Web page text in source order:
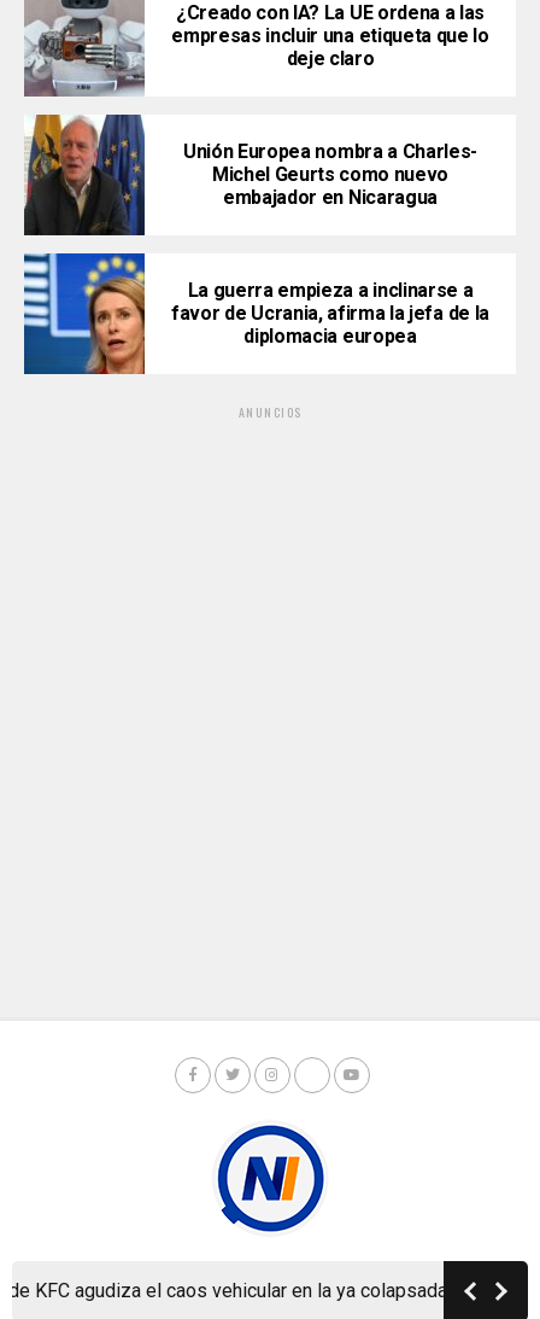
agudiza el caos vehicular en la ya colapsada Carretera a
¿Creado con IA? La UE ordena a las
empresas incluir una etiqueta que lo
deje claro
Unión Europea nombra a Charles-
Michel Geurts como nuevo
embajador en Nicaragua
La guerra empieza a inclinarse a
favor de Ucrania, afirma la jefa de la
diplomacia europea
ANUNCIOS
Copyright © Nicaragua Investiga 2024